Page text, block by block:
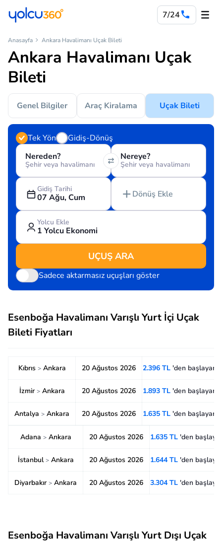
7/24
Anasayfa Ankara Havalimanı Uçak Bileti
Ankara Havalimanı Uçak
Bileti
Genel Bilgiler Araç Kiralama Uçak Bileti
Tek Yön
Gidiş-Dönüş
Nereden?
Şehir veya havalimanı
Nereye?
Şehir veya havalimanı
Gidiş Tarihi
07 Ağu, Cum Dönüş Ekle
Yolcu Ekle
1 Yolcu Ekonomi
UÇUŞ ARA
Sadece aktarmasız uçuşları göster
Esenboğa Havalimanı Varışlı Yurt İçi Uçak
Bileti Fiyatları
Kıbrıs >Ankara 20 Ağustos 2026 2.396 TL'den başlayan
İzmir >Ankara 20 Ağustos 2026 1.893 TL'den başlayan
Antalya > Ankara 20 Ağustos 2026 1.635 TL'den başlayan
Adana >Ankara 20 Ağustos 2026 1.635 TL'den
İstanbul>Ankara 20 Ağustos 2026 1.644 TL'den
Diyarbakır > Ankara 20 Ağustos 2026 3.304 TL'den
Esenboğa Havalimanı Varışlı Yurt Dışı Uçak